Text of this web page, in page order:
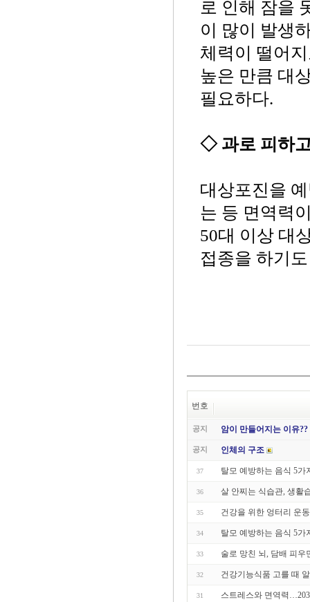
로 인해 잠을
이 많이 발생
체력이 떨어
높은 만큼 대
필요하다.
◇ 과로 피하
대상포진을
는 등 면역력
50대 이상 대
접종을 하기
번호
공지 암이 만들어지는 이유??
공지 인체의 구조
37 탈모 예방하는 음식 5가
36 살 안찌는 식습관, 생활
35 건강을 위한 엉터리 운
34 탈모 예방하는 음식 5가
33 술로 망친 뇌, 담배 피우
32 건강기능식품 고를 때
31 스트레스와 면역력